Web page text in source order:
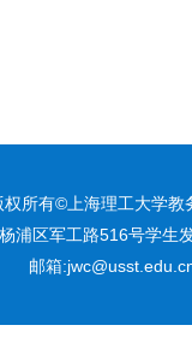
权所有©上海理工大学
浦区军工路516号学生
邮箱